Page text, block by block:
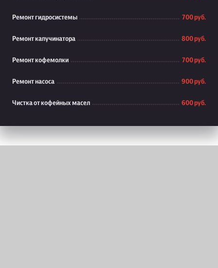
Ремонт гидросистемы 700 руб.
Ремонт капучинатора 800 руб.
Ремонт кофемолки 700 руб.
Ремонт насоса 900 руб.
Чистка от кофейных масел 600 руб.